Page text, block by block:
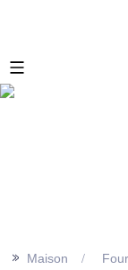
>> Maison